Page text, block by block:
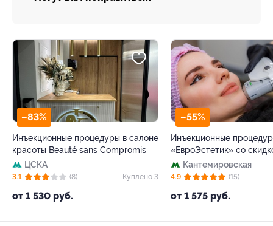
–83%
Инъекционные процедуры в салоне
красоты Beauté sans Compromis
ЦСКА
от 1 530 руб.
3.1 (8) Куплено 3
–55%
Инъекционные
«ЕвроЭстетик» со
Кантемировская
от 1 575 руб.
4.9 (15)